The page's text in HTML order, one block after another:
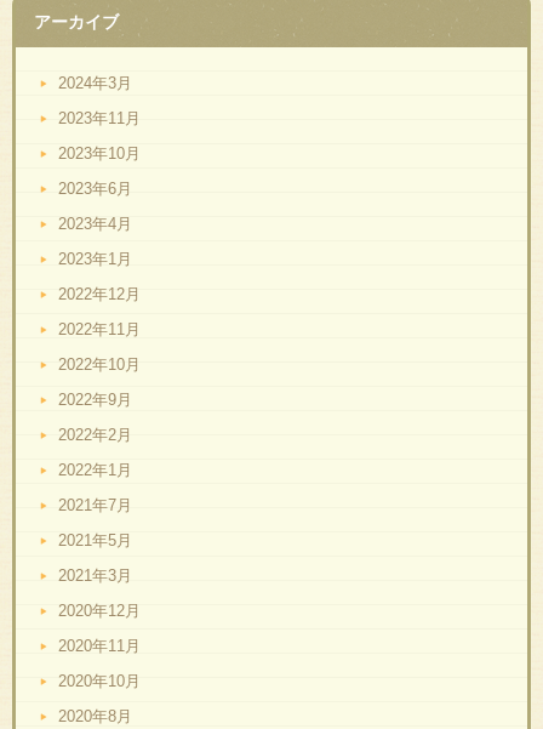
アーカイブ
2024年3月
2023年11月
2023年10月
2023年6月
2023年4月
2023年1月
2022年12月
2022年11月
2022年10月
2022年9月
2022年2月
2022年1月
2021年7月
2021年5月
2021年3月
2020年12月
2020年11月
2020年10月
2020年8月